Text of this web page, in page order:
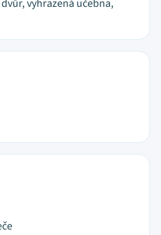
vyhrazená učebna,